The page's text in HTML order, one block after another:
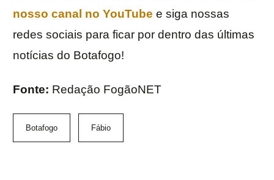
nosso canal no YouTube e siga nossas
redes sociais para ficar por dentro das últimas
notícias do Botafogo!
Fonte: Redação FogãoNET
Botafogo Fábio